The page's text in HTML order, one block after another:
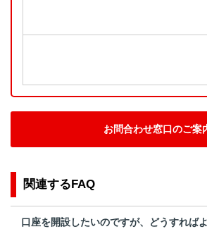
お問合わせ窓口のご案
関連するFAQ
口座を開設したいのですが、どうすれば